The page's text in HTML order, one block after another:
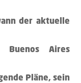
der aktuelle
Buenos Aires
Pläne, sein